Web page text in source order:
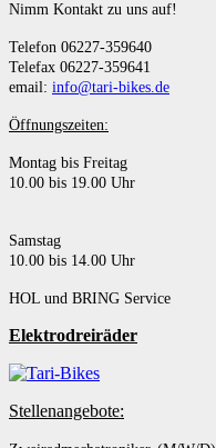
Nimm Kontakt zu uns auf!
Telefon 06227-359640
Telefax 06227-359641
email: info@tari-bikes.de
Öffnungszeiten:
Montag bis Freitag
10.00 bis 19.00 Uhr
Samstag
10.00 bis 14.00 Uhr
HOL und BRING Service
Elektrodreiräder
Stellenangebote: